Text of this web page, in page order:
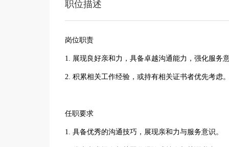
职位描述
岗位职责
1. 展现良好亲和力，具备卓越沟通能力，强化服务意
2. 积累相关工作经验，或持有相关证书者优先考虑。
任职要求
1. 具备优秀的沟通技巧，展现亲和力与服务意识。